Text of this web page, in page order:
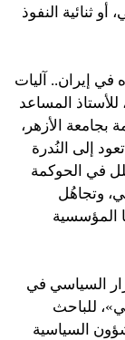
أو ثنائية النفوذ
في إيران.. آليات
للأستاذ المساعد
بجامعة الأزهر،
إلى النُدرة
في الحوكمة
وتجاهُل
المؤسسية
السياسي في
للباحث
السياسية